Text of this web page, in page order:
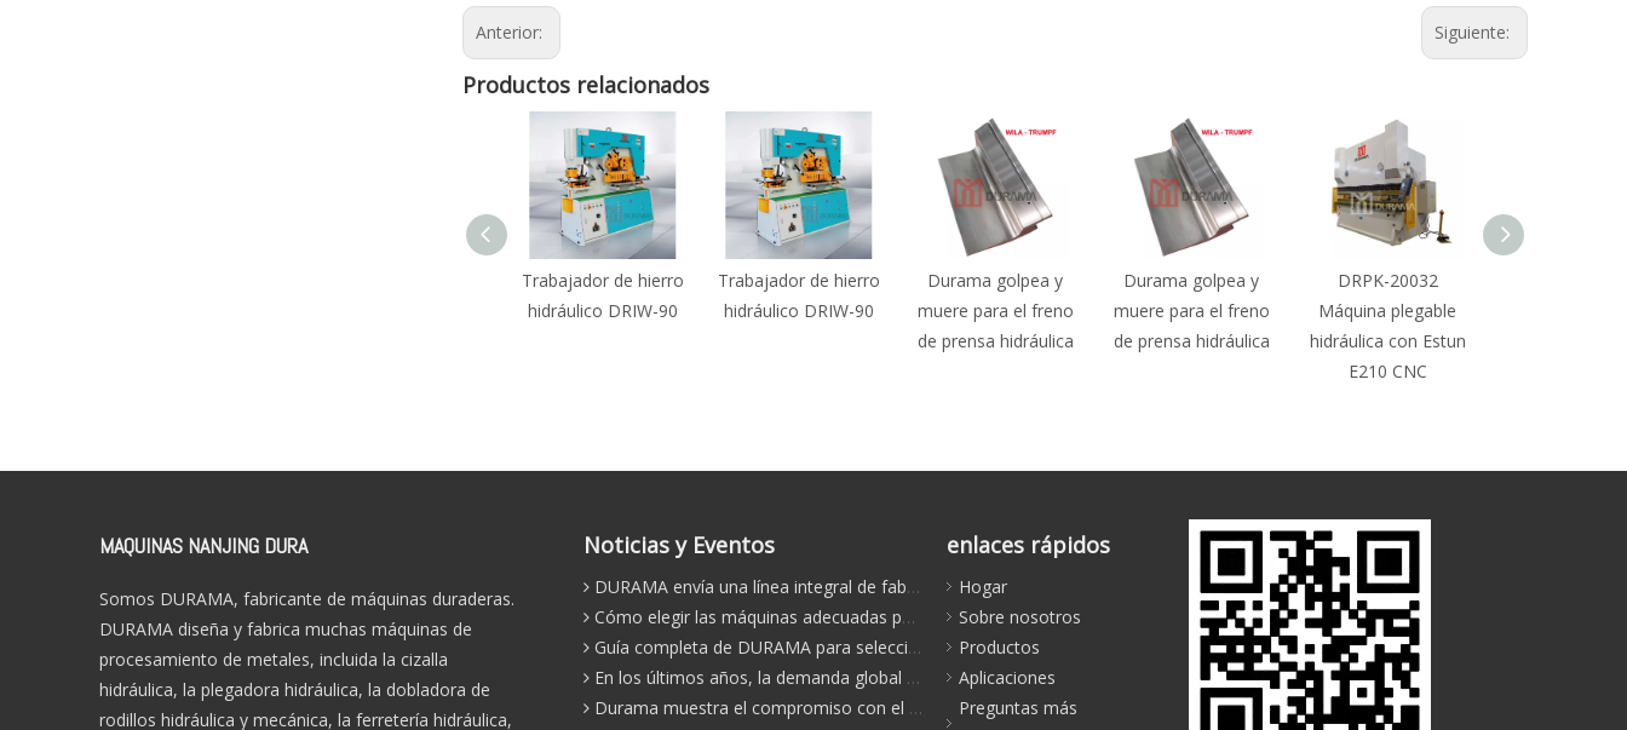
Anterior: Siguiente:
Productos relacionados
Trabajador de hierro
hidráulico DRIW-90
Trabajador de hierro
hidráulico DRIW-90
Durama golpea y
muere para el freno
de prensa hidráulica
Durama golpea y
muere para el freno
de prensa hidráulica
DRPK-20032
Máquina plegable
hidráulica con Estun
DRPK-20032
Máquina plegable
hidráulica con Estun
E210 CNC
MAQUINAS NANJING DURA
Somos DURAMA, fabricante de máquinas duraderas.
DURAMA diseña y fabrica muchas máquinas de
procesamiento de metales, incluida la cizalla
hidráulica, la plegadora hidráulica, la dobladora de
rodillos hidráulica y mecánica, la ferretería hidráulica,
Noticias y Eventos
DURAMA envía una línea integral de fabricación de conductos HVAC a un fabricante mediano: aumenta la eficiencia y la precisión
Cómo elegir las máquinas adecuadas para fabricar conductos con bridas TDF
Guía completa de DURAMA para seleccionar la punzonadora adecuada para la fabricación de metal
En los últimos años, la demanda global de equipos de procesamiento de chapa ha aumentado constantemente, y los frenos de prensa chinos están ganando una presencia más fuerte en el mercado internacional. Como uno de los
Durama muestra el compromiso con el soporte de por vida: resolución rápida para el problema de la máquina de flexión del cliente sudamericano
enlaces rápidos
Hogar
Sobre nosotros
Productos
Aplicaciones
Preguntas más